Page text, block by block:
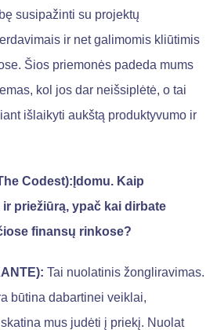
susipažinti su projektų
ir net galimomis kliūtimis
Šios priemonės padeda mums
kol jos dar neišsiplėtė, o tai
išlaikyti aukštą produktyvumo ir
Codest):Įdomu. Kaip
priežiūrą, ypač kai dirbate
finansų rinkose?
Tai nuolatinis žongliravimas.
būtina dabartinei veiklai,
mus judėti į priekį. Nuolat